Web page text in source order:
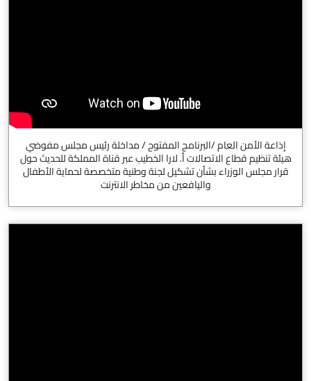
إذاعة الأمن العام /البرنامج المفتوح / مداخلة رئيس مجلس مفوضي
هيئة تنظيم قطاع الاتصالات أ. لارا الخطيب عبر قناة المملكة للحديث حول
قرار مجلس الوزراء بشأن تشكيل لجنة وطنية متخصصة لحماية الأطفال
واليافعين من مخاطر الانترنت